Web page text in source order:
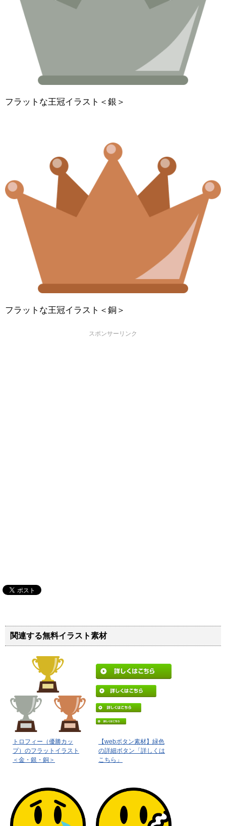
フラットな王冠イラスト＜銀＞
フラットな王冠イラスト＜銅＞
スポンサーリンク
関連する無料イラスト素材
トロフィー（優勝カッ
プ）のフラットイラスト
＜金・銀・銅＞
【webボタン素材】緑色
の詳細ボタン「詳しくは
こちら」